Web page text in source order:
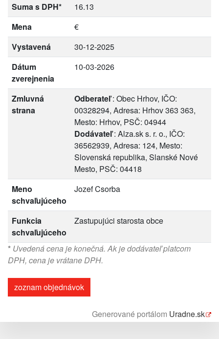
Suma s DPH*
16.13
Mena
€
Vystavená
30-12-2025
Dátum
zverejnenia
10-03-2026
Zmluvná
strana
Odberateľ: Obec Hrhov, IČO:
00328294, Adresa: Hrhov 363 363,
Mesto: Hrhov, PSČ: 04944
Dodávateľ: Alza.sk s. r. o., IČO:
36562939, Adresa: 124, Mesto:
Slovenská republika, Slanské Nové
Mesto, PSČ: 04418
Meno
schvaľujúceho
Jozef Csorba
Funkcia
schvaľujúceho
Zastupujúci starosta obce
* Uvedená cena je konečná. Ak je dodávateľ platcom
DPH, cena je vrátane DPH.
zoznam objednávok
Generované portálom Uradne.sk